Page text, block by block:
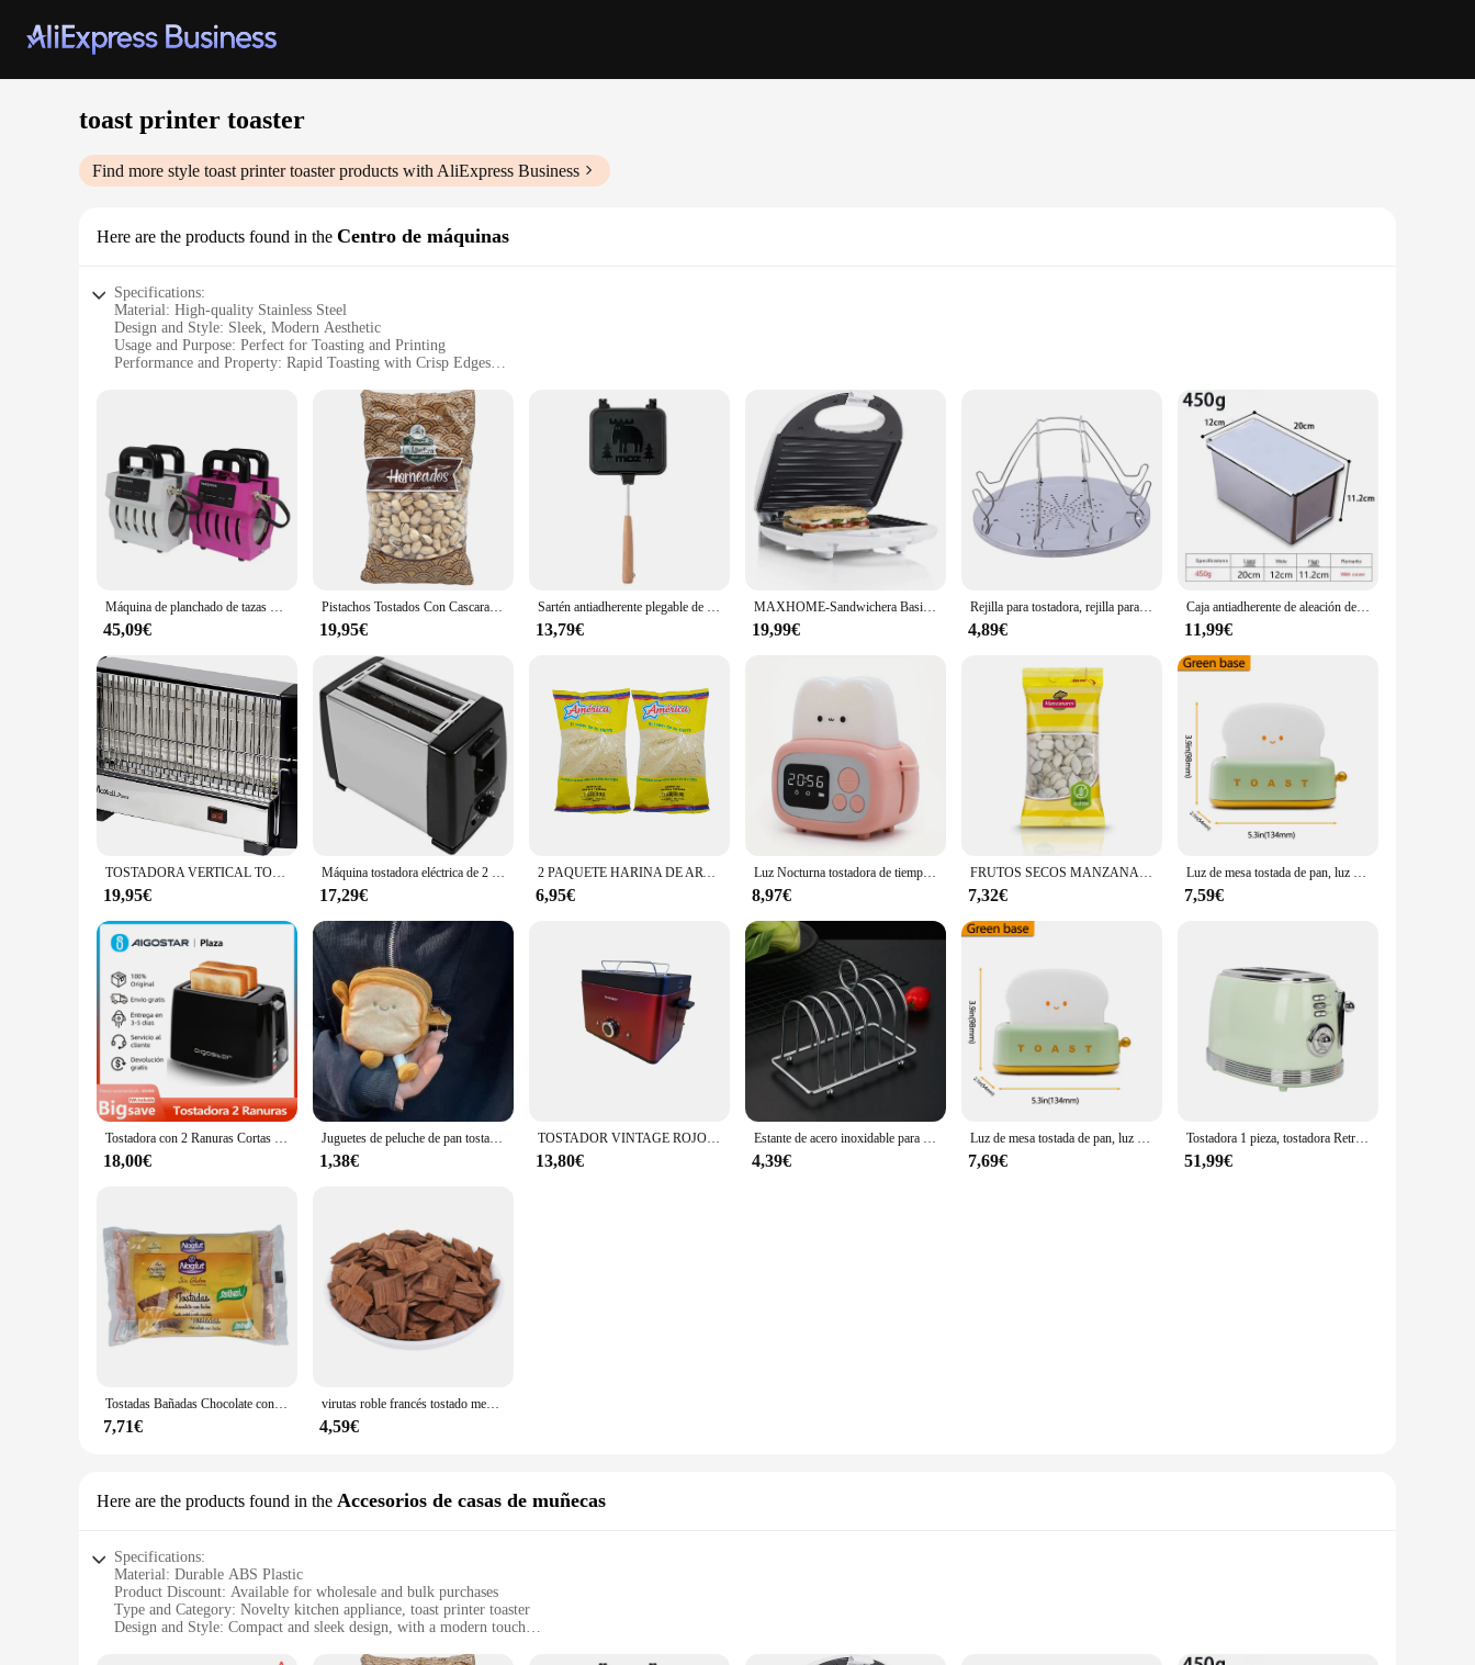
toast printer toaster
Find more style toast printer toasterproducts with AliExpress Business
Here are the products found in the Centro de máquinas
Specifications:
Material: High-quality Stainless Steel
Design and Style: Sleek, Modern Aesthetic
Usage and Purpose: Perfect for Toasting and Printing
Performance and Property: Rapid Toasting with Crisp Edges
Applicable People: Ideal for Home or Commercial Use
|Vendors|
**Effortless Toasting and Customization**
The Centro de máquinas toast printer toaster is a marvel of modern kitchen technology, designed to elevate your breakfast experience with its innovative toast printing feature. This sleek stainless steel
appliance not only toasts your bread to perfection but also allows you to add a personal touch with customized images or messages. The toast printer attachment is simple to use, making it an excellent
addition to any kitchen, from home to commercial settings.
Crafted with the user in mind, the Centro de máquinas toast printer toaster ensures rapid toasting with crisp edges, thanks to its advanced heating system. Its versatility extends beyond toasting, as it can
households and bustling cafes alike.
**Designed for Convenience and Style**
The Centro de máquinas toast printer toaster is not just a kitchen appliance; it's a statement of style. Its modern design blends seamlessly with any kitchen decor, while its compact size ensures it doesn't
take up unnecessary counter space. The toaster's functionality is matched by its aesthetic appeal, making it an attractive addition to any kitchen setup. Whether you're a wholesale vendor looking to
stock up on high-quality kitchenware or an individual looking to upgrade your breakfast routine, this toaster is a must-have for anyone who appreciates convenience and style.
Máquina de planchado de tazas portátil, tostadora de tazas Horizontal de transferencia de calor, máquina de Impresión de tazas, tostadora de tazas de concha
45,09€
Pistachos Tostados Con Cascara - Bolsa Kilo - Pistacho Tostado La Albufera
19,95€
Sartén antiadherente plegable de doble cara para Pan, tostada, máquina de desayuno, Waffle, panqueques, suministros de cocina
13,79€
MAXHOME-Sandwichera Basic Home 700-800 W, ideales paracalentar y tostar cualquier tipo de pan.
19,99€
Rejilla para tostadora, rejilla para tostadas portátil Simple de acero inoxidable, tostadora para acampar al aire libre, parrilla portátil plegable, parrilla multiusos para estufa
4,89€
Caja antiadherente de aleación de aluminio para hornear Pan, bandeja para Pan, molde para pasteles con tapa, color negro, 250g/450g/600g/750g/900g
11,99€
TOSTADORA VERTICAL TODOPAN TOSTADOR 750W 4 REBANADAS TOSTADAS FACIL LIMPIEZA
19,95€
Máquina tostadora eléctrica de 2 rebanadas, 750W, bandeja extraíble para migas, ajuste de tostada de 6 sombras, compacta para tostar Waffles de pastelería de hojaldre
17,29€
2 PAQUETE HARINA DE ARVEJA TOSTADA 500G.AMERICA
6,95€
Luz Nocturna tostadora de tiempo, luz de cabecera de alto nivel de apariencia, Linda luz para dormir, mini reloj despertador de dibujos animados, 1pc
8,97€
FRUTOS SECOS MANZANARES PIPA CALABAZA CON CASCARA TOSTADA - 8 UNIDADES -
7,32€
Luz de mesa tostada de pan, luz nocturna creativa, lámpara Led recargable por USB, decoración de vacaciones, dormitorio de bebé para regalo de cumpleaños
7,59€
Tostadora con 2 Ranuras Cortas Extraanchas, 7 Niveles de Tostado, Función Recalentar, Descongelar y Cancelar, Libre de BPA, Diseño exclusivo, Color Negro, 750 W
18,00€
Juguetes de peluche de pan tostado de dibujos animados para niños, monedero, bolsa de auriculares, bolsa de llave de moneda, bolsa de muñeca colgante, cumpleaños
1,38€
TOSTADOR VINTAGE ROJO VERTICAL 2 REBANADAS, CONTROL ELECTRÓNICO DE TOSTADO, CENTRADO AUTOMÁTICO DE LAS TOSTADAS, POTENCIA 850W, APAGADO AUTOMÁTICO, FUNCIÓN DE DESCONGELACIÓN -CALENTAMIENTO Y PARADA, REJILLA CALIENTA PANECILLOS INTEGRADA
13,80€
Estante de acero inoxidable para pan tostado, soporte para restaurante y hogar, 6 rebanadas, herramienta de exhibición de alimentos, accesorios chen
4,39€
Luz de mesa tostada de pan, luz nocturna creativa, lámpara Led recargable por USB, decoración de vacaciones, dormitorio de bebé para regalo de cumpleaños
7,69€
Tostadora 1 pieza, tostadora Retro brillante de acero inoxidable, multifunción para el hogar, calefacción para desayuno, sándwich, pan tostado
51,99€
Tostadas Bañadas Chocolate con Leche Noglut Sin Gluten 102g Santiveri
7,71€
virutas roble francés tostado medio para vino mejoran sabor del vino Elaboración casera vino
4,59€
Here are the products found in the Accesorios de casas de muñecas
Specifications:
Material: Durable ABS Plastic
Product Discount: Available for wholesale and bulk purchases
Type and Category: Novelty kitchen appliance, toast printer toaster
Design and Style: Compact and sleek design, with a modern touch